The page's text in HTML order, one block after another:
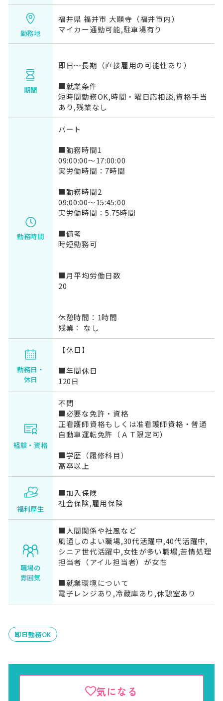
勤務地
福井県 福井市 大願寺（福井市内）
マイカー通勤可能,駐車場有り
期間
即日～長期（直接雇用の可能性あり）
■就業条件
短時間勤務OK,時間・曜日応相談,資格手当
あり,残業なし
勤務時間
パート
■勤務時間1
09:00:00～17:00:00
実労働時間：7時間
■勤務時間2
09:00:00～15:45:00
実労働時間：5.75時間
■備考
時短勤務可
■月平均労働日数
20
休憩時間：1時間
残業： なし
勤務日・
休日
【休日】
■年間休日
120日
経験・資格
不問
■必要な免許・資格
正看護師資格もしくは准看護師資格・普通
自動車運転免許（ＡＴ限定可）
■学歴（履修科目）
高卒以上
福利厚生
■加入保険
社会保険,雇用保険
職場の
雰囲気
■人間関係や社風など
風通しのよい職場,30代活躍中,40代活躍中,
シニア世代活躍中,女性が多い職場,苦情処理
担当者（アイル担当者）が女性
■就業環境について
電子レンジあり,冷蔵庫あり,休憩室あり
即日勤務OK
気になる